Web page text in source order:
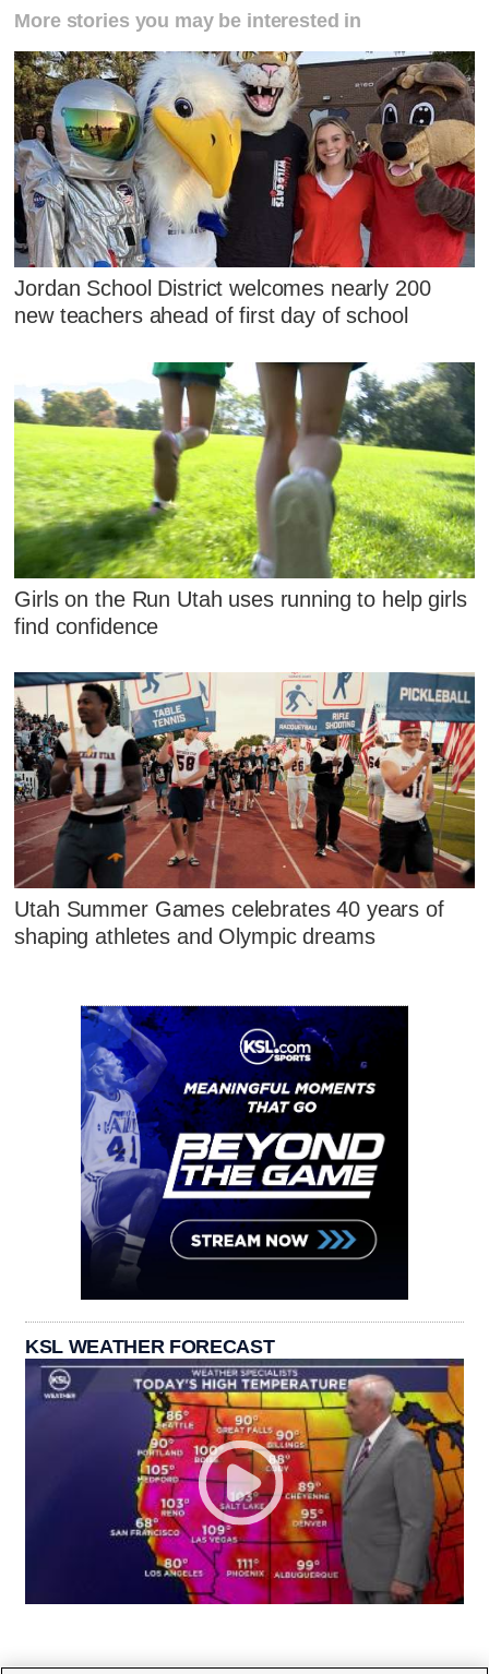
More stories you may be interested in
Jordan School District welcomes nearly 200
new teachers ahead of first day of school
Girls on the Run Utah uses running to help girls
find confidence
Utah Summer Games celebrates 40 years of
shaping athletes and Olympic dreams
KSL WEATHER FORECAST